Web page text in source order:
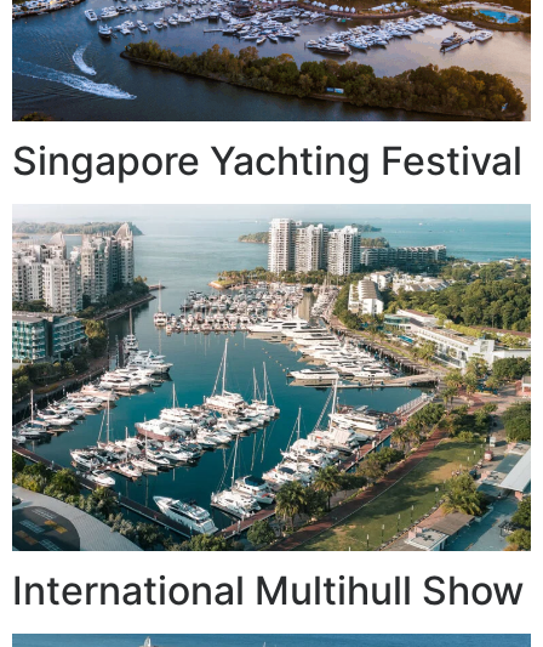
Singapore Yachting Festival
International Multihull Show